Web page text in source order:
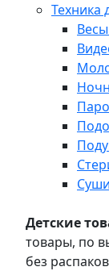
Техника
Детские
товары, по
без